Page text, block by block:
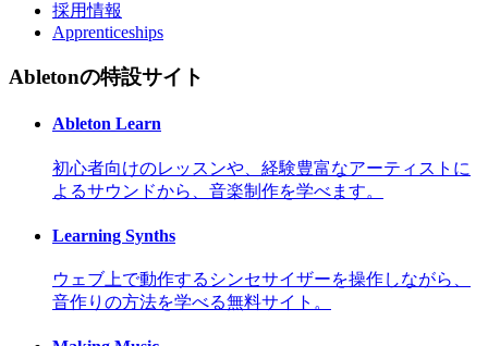
採用情報
Apprenticeships
Abletonの特設サイト
Ableton Learn
初心者向けのレッスンや、経験豊富なアーティストに
よるサウンドから、音楽制作を学べます。
Learning Synths
ウェブ上で動作するシンセサイザーを操作しながら、
音作りの方法を学べる無料サイト。